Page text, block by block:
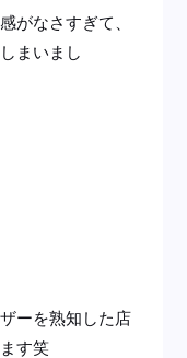
がなさすぎて、
まいまし
ーを熟知した店
す笑